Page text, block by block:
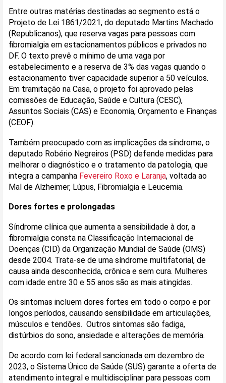
Entre outras matérias destinadas ao segmento está o
Projeto de Lei 1861/2021, do deputado Martins Machado
(Republicanos), que reserva vagas para pessoas com
fibromialgia em estacionamentos públicos e privados no
DF. O texto prevê o mínimo de uma vaga por
estabelecimento e a reserva de 3% das vagas quando o
estacionamento tiver capacidade superior a 50 veículos.
Em tramitação na Casa, o projeto foi aprovado pelas
comissões de Educação, Saúde e Cultura (CESC),
Assuntos Sociais (CAS) e Economia, Orçamento e Finanças
(CEOF).
Também preocupado com as implicações da síndrome, o
deputado Robério Negreiros (PSD) defende medidas para
melhorar o diagnóstico e o tratamento da patologia, que
integra a campanha Fevereiro Roxo e Laranja, voltada ao
Mal de Alzheimer, Lúpus, Fibromialgia e Leucemia.
Dores fortes e prolongadas
Síndrome clínica que aumenta a sensibilidade à dor, a
fibromialgia consta na Classificação Internacional de
Doenças (CID) da Organização Mundial de Saúde (OMS)
desde 2004. Trata-se de uma síndrome multifatorial, de
causa ainda desconhecida, crônica e sem cura. Mulheres
com idade entre 30 e 55 anos são as mais atingidas.
Os sintomas incluem dores fortes em todo o corpo e por
longos períodos, causando sensibilidade em articulações,
músculos e tendões. Outros sintomas são fadiga,
distúrbios do sono, ansiedade e alterações de memória.
De acordo com lei federal sancionada em dezembro de
2023, o Sistema Único de Saúde (SUS) garante a oferta de
atendimento integral e multidisciplinar para pessoas com